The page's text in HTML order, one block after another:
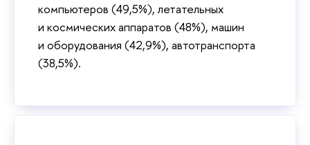
компьютеров (49,5%), летательных
и космических аппаратов (48%), машин
и оборудования (42,9%), автотранспорта
(38,5%).